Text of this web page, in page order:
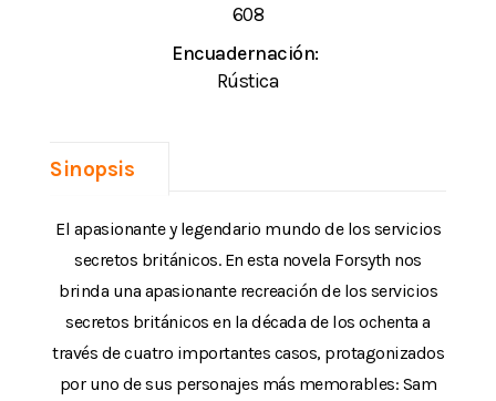
608
Encuadernación:
Rústica
Sinopsis
El apasionante y legendario mundo de los servicios
secretos británicos. En esta novela Forsyth nos
brinda una apasionante recreación de los servicios
secretos británicos en la década de los ochenta a
través de cuatro importantes casos, protagonizados
por uno de sus personajes más memorables: Sam